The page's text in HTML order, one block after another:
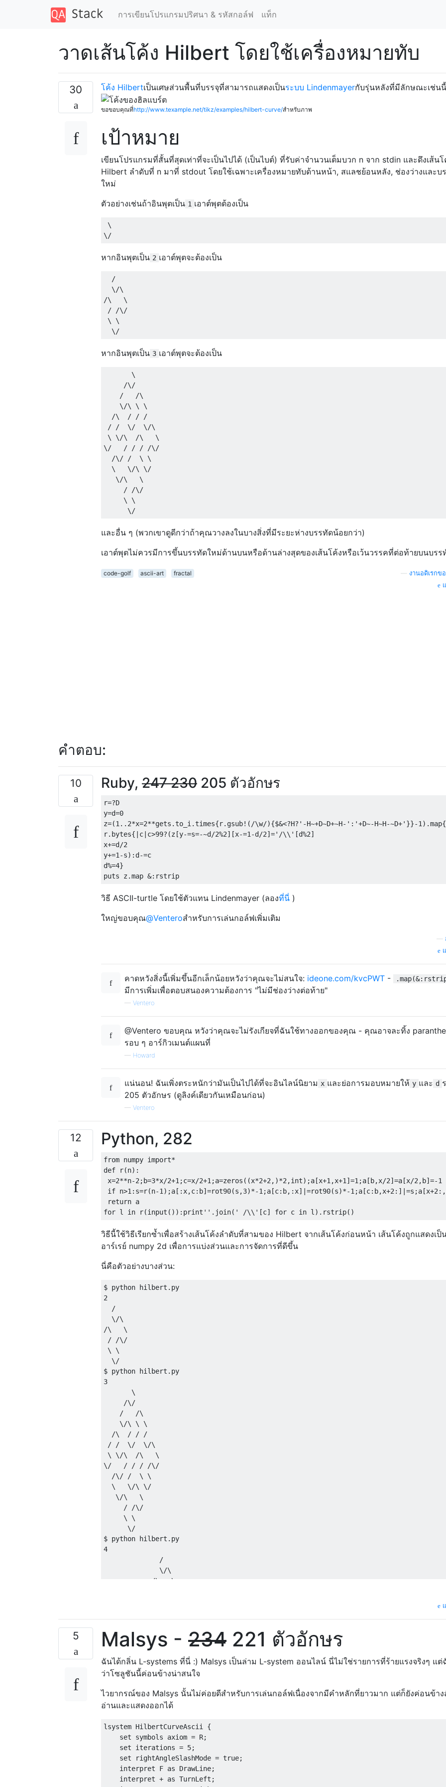
การเขียนโปรแกรมปริศนา & รหัสกอล์ฟ แท็ก
วาดเส้นโค้ง Hilbert โดยใช้เครื่องหมายทับ
30 โค้ง Hilbertเป็นเศษส่วนพื้นที่บรรจุที่สามารถแสดงเป็นระบบ Lindenmayerกับรุ่นหลังที่มีลักษณะเช่นนี้
ขอขอบคุณที่http://www.texample.net/tikz/examples/hilbert-curve/สำหรับภาพ
เป้าหมาย
เขียนโปรแกรมที่สั้นที่สุดเท่าที่จะเป็นไปได้ (เป็นไบต์) ที่รับค่าจำนวนเต็มบวก n จาก stdin และดึงเส้นโ
Hilbert ลำดับที่ n มาที่ stdout โดยใช้เฉพาะเครื่องหมายทับด้านหน้า, สแลชย้อนหลัง, ช่องว่างและบ
ใหม่
ตัวอย่างเช่นถ้าอินพุตเป็น 1 เอาต์พุตต้องเป็น
\
หากอินพุตเป็น 2 เอาต์พุตจะต้องเป็น
  /
  \/\
/\   \
/ /\/
\ \
หากอินพุตเป็น 3 เอาต์พุตจะต้องเป็น
       \
     /\/
    /   /\
    \/\ \ \
  /\  / / /
/ /  \/  \/\
\ \/\  /\   \
\/   / / / /\/
  /\/ /  \ \
  \   \/\ \/
   \/\   \
     / /\/
     \ \
และอื่น ๆ (พวกเขาดูดีกว่าถ้าคุณวางลงในบางสิ่งที่มีระยะห่างบรรทัดน้อยกว่า)
เอาต์พุตไม่ควรมีการขึ้นบรรทัดใหม่ด้านบนหรือด้านล่างสุดของเส้นโค้งหรือเว้นวรรคที่ต่อท้ายบนบรร
code-golf ascii-art fractal
งานอดิเรกข
คำตอบ:
10 Ruby, 247230 205 ตัวอักษร
r=?D
y=d=0
z=(1..2*x=2**gets.to_i.times{r.gsub!(/\w/){$&<?H?'-H~+D~D+~H-':'+D~-H~H-~D+'}}-
r.bytes{|c|c>99?(z[y-=s=-~d/2%2][x-=1-d/2]='/\\'[d%2]
x+=d/2
y+=1-s):d-=c
d%=4}
วิธี ASCII-turtle โดยใช้ตัวแทน Lindenmayer (ลองที่นี่ )
ใหญ่ขอบคุณ@Venteroสำหรับการเล่นกอล์ฟเพิ่มเติม
คาดหวังสิ่งนี้เพิ่มขึ้นอีกเล็กน้อยหวังว่าคุณจะไม่สนใจ: ideone.com/kvcPWT -
มีการเพิ่มเพื่อตอบสนองความต้องการ "ไม่มีช่องว่างต่อท้าย"
— Ventero
@Ventero ขอบคุณ หวังว่าคุณจะไม่รังเกียจที่ฉันใช้ทางออกของคุณ - คุณอาจละทิ้ง
รอบ ๆ อาร์กิวเมนต์แผนที่
— Howard
แน่นอน! ฉันเพิ่งตระหนักว่ามันเป็นไปได้ที่จะอินไลน์นิยาม x และย่อการมอบหมายให้ y และ d
205 ตัวอักษร (ดูลิงค์เดียวกันเหมือนก่อน)
— Ventero
12 Python, 282
from numpy import*
def r(n):
x=2**n-2;b=3*x/2+1;c=x/2+1;a=zeros((x*2+2,)*2,int);a[x+1,x+1]=1;a[b,x/2]=a[x/2,b]=-1
if n>1:s=r(n-1);a[:x,c:b]=rot90(s,3)*-1;a[c:b,:x]|=rot90(s)*-
return a
วิธีนี้ใช้วิธีเรียกซ้ำเพื่อสร้างเส้นโค้งลำดับที่สามของ Hilbert จากเส้นโค้งก่อนหน้า เส้นโค้งถูกแสดงเป็
อาร์เรย์ numpy 2d เพื่อการแบ่งส่วนและการจัดการที่ดีขึ้น
นี่คือตัวอย่างบางส่วน:
$ python hilbert.py
2
  /
  \/\
/\   \
/ /\/
\ \
  \/
$ python hilbert.py
3
       \
     /\/
    /   /\
    \/\ \ \
  /\  / / /
/ /  \/  \/\
\ \/\  /\   \
\/   / / / /\/
  /\/ /  \ \
  \   \/\ \/
   \/\   \
     / /\/
     \ \
      \/
$ python hilbert.py
4
              /
              \/\
            /\   \
        \/\ \ \ \   \/\
      /\  / /  \ \/\   \
     \ \/\  /   /\/ /   /\
   /\/   /  \/\ \   \/\ \ \
  \/\ \  / /  \/ / /  \/  \/\
/\   \ \ \ \/\   \ \/\  /\   \
\ \  /\  /\/  \  /\/ /  \ \
  \/  \ \ \  /\/  \   \/\ \/
    /\/ / / /   /\ \/\   \
    \   \/  \/\ \ \  / /\/
     \/\  /\  / / /  \ \
       / / /  \/  \/\ \/
5 Malsys - 234 221 ตัวอักษร
ฉันได้กลิ่น L-systems ที่นี่ :) Malsys เป็นล่าม L-system ออนไลน์ นี่ไม่ใช่รายการที่ร้ายแรงจริงๆ แต่
ว่าโซลูชันนี้ค่อนข้างน่าสนใจ
ไวยากรณ์ของ Malsys นั้นไม่ค่อยดีสำหรับการเล่นกอล์ฟเนื่องจากมีคำหลักที่ยาวมาก แต่ก็ยังค่อนข้า
อ่านและแสดงออกได้
lsystem HilbertCurveAscii {
    set symbols axiom = R;
    set iterations = 5;
    set rightAngleSlashMode = true;
    interpret F as DrawLine;
    interpret + as TurnLeft;